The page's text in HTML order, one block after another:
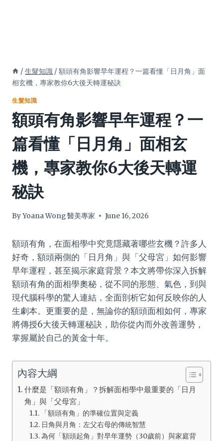
/ 生髮知識 / 額頭有角影響早年運程？一篇看懂「日月角」面
相玄機，專家教你6大後天轉運秘訣
生髮知識
額頭有角影響早年運程？一
篇看懂「日月角」面相玄
機，專家教你6大後天轉運
秘訣
ByYoana Wong 醫美專家 June 16, 2026
額頭有角，在面相學中究竟隱藏著哪些玄機？許多人
好奇，額頭兩側的「日月角」與「父母宮」如何影響
早年運程，甚至揭示家庭背景？本文將帶你深入拆解
額頭有角的面相學奧秘，從不同的形態、氣色，到與
現代腦科學的驚人連結，全面剖析它如何反映你的人
生劇本。更重要的是，無論你的額頭面相如何，專家
將傳授6大後天轉運秘訣，助你從內而外改善運勢，
掌握屬於自己的黃金十年。
內容大綱
什麼是「額頭有角」？拆解面相學中最重要的「日月
角」與「父母宮」
「額頭有角」的準確位置與定義
日角與月角：左父右母的傳統智慧
為何「額頭起角」對早年運勢（30歲前）與家庭背